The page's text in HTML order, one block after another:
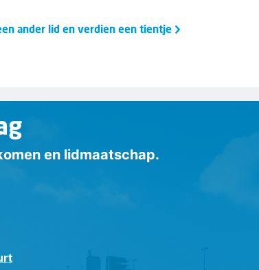
ander lid en verdien een tientje
en lidmaatschap.